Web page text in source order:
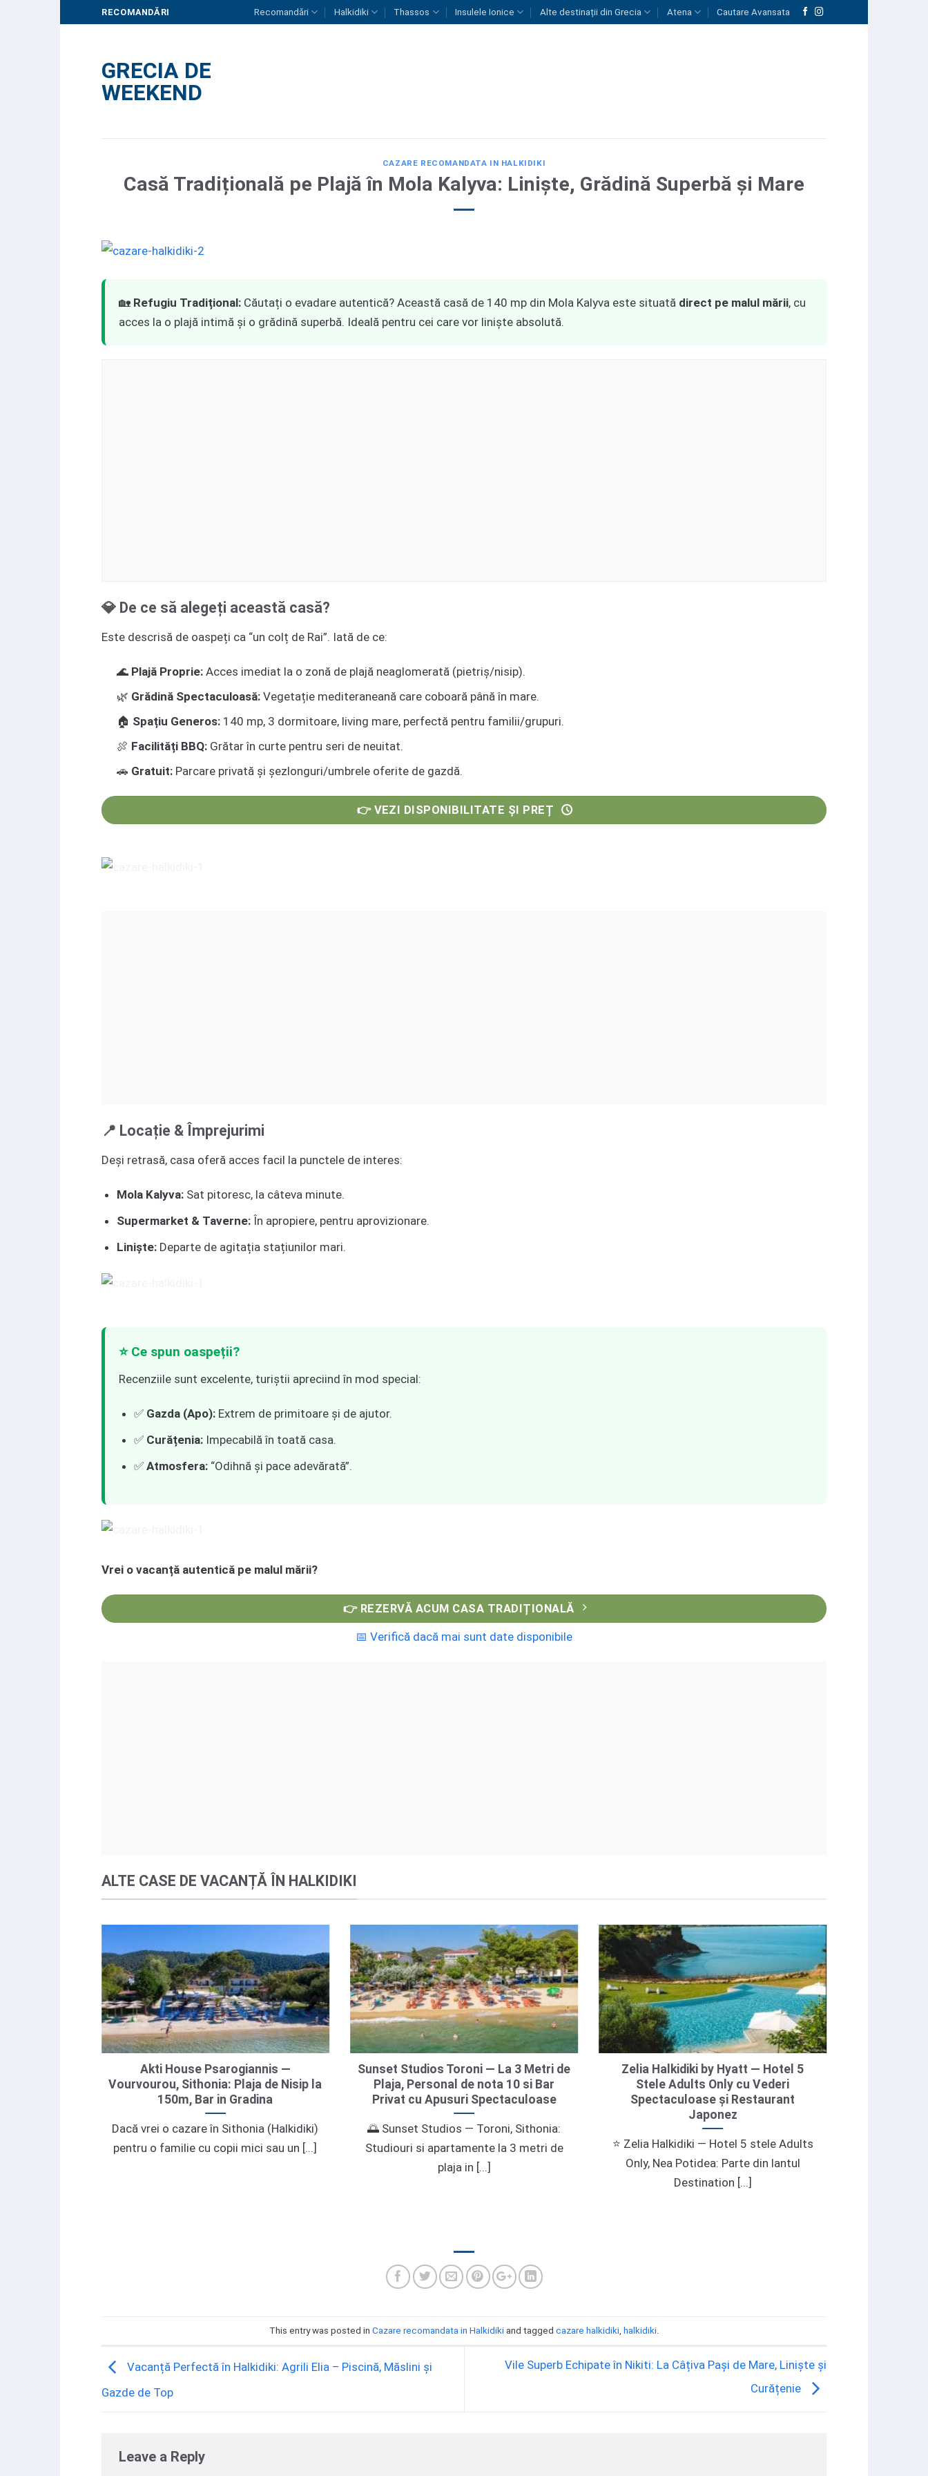
RECOMANDĂRI Recomandări Halkidiki Thassos Insulele Ionice Alte destinații din Grecia Atena Cautare Avansata
GRECIA DE
WEEKEND
CAZARE RECOMANDATA IN HALKIDIKI
Casă Tradițională pe Plajă în Mola Kalyva: Liniște, Grădină Superbă și Mare
🏡 Refugiu Tradițional: Căutați o evadare autentică? Această casă de 140 mp din Mola Kalyva este situată direct pe malul mării, cu
acces la o plajă intimă și o grădină superbă. Ideală pentru cei care vor liniște absolută.
💎 De ce să alegeți această casă?
Este descrisă de oaspeți ca “un colț de Rai”. Iată de ce:
🌊 Plajă Proprie: Acces imediat la o zonă de plajă neaglomerată (pietriș/nisip).
🌿 Grădină Spectaculoasă: Vegetație mediteraneană care coboară până în mare.
🏠 Spațiu Generos: 140 mp, 3 dormitoare, living mare, perfectă pentru familii/grupuri.
🍖 Facilități BBQ: Grătar în curte pentru seri de neuitat.
🚗 Gratuit: Parcare privată și șezlonguri/umbrele oferite de gazdă.
👉 VEZI DISPONIBILITATE ȘI PREȚ
📍 Locație & Împrejurimi
Deși retrasă, casa oferă acces facil la punctele de interes:
Mola Kalyva: Sat pitoresc, la câteva minute.
Supermarket & Taverne: În apropiere, pentru aprovizionare.
Liniște: Departe de agitația stațiunilor mari.
⭐ Ce spun oaspeții?
Recenziile sunt excelente, turiștii apreciind în mod special:
✅ Gazda (Apo): Extrem de primitoare și de ajutor.
✅ Curățenia: Impecabilă în toată casa.
✅Atmosfera: “Odihnă și pace adevărată”.
Vrei o vacanță autentică pe malul mării?
👉 REZERVĂ ACUM CASA TRADIȚIONALĂ
📅 Verifică dacă mai sunt date disponibile
ALTE CASE DE VACANȚĂ ÎN HALKIDIKI
Akti House Psarogiannis —
Vourvourou, Sithonia: Plaja de Nisip la
150m, Bar in Gradina
Dacă vrei o cazare în Sithonia (Halkidiki)
pentru o familie cu copii mici sau un [...]
Sunset Studios Toroni — La 3 Metri de
Plaja, Personal de nota 10 si Bar
Privat cu Apusuri Spectaculoase
🌅 Sunset Studios — Toroni, Sithonia:
Studiouri si apartamente la 3 metri de
plaja in [...]
Zelia Halkidiki by Hyatt — Hotel 5
Stele Adults Only cu Vederi
Spectaculoase și Restaurant
Japonez
⭐ Zelia Halkidiki — Hotel 5 stele Adults
Only, Nea Potidea: Parte din lantul
Destination [...]
This entry was posted in Cazare recomandata in Halkidikiand tagged cazare halkidiki, halkidiki.
Vacanță Perfectă în Halkidiki: Agrili Elia – Piscină, Măslini și
Gazde de Top
Vile Superb Echipate în Nikiti: La Câțiva Pași de Mare, Liniște și
Curățenie
Leave a Reply